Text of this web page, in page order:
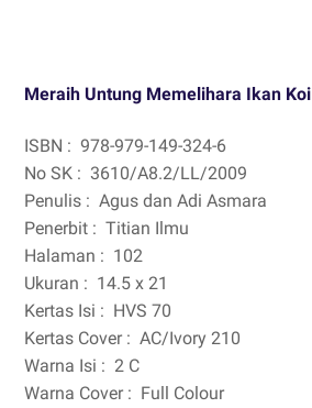
Meraih Untung Memelihara Ikan Koi
ISBN : 978-979-149-324-6
No SK : 3610/A8.2/LL/2009
Penulis : Agus dan Adi Asmara
Penerbit : Titian Ilmu
Halaman : 102
Ukuran : 14.5 x 21
Kertas Isi : HVS 70
Kertas Cover : AC/Ivory 210
Warna Isi : 2 C
Warna Cover : Full Colour